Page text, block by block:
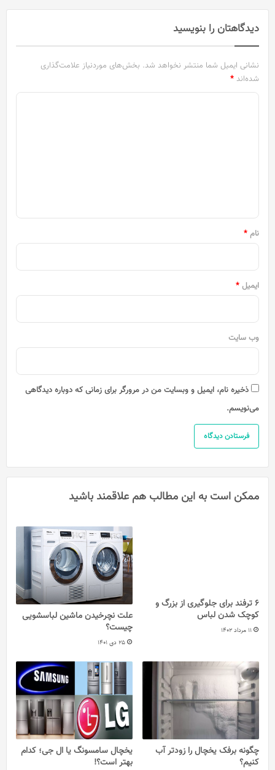
دیدگاهتان را بنویسید
نشانی ایمیل شما منتشر نخواهد شد. بخش‌های موردنیاز علامت‌گذاری
شده‌اند *
نام *
ایمیل *
وب‌ سایت
ذخیره نام، ایمیل و وبسایت من در مرورگر برای زمانی که دوباره دیدگاهی
می‌نویسم.
ممکن است به این مطالب هم علاقمند باشید
6 ترفند برای جلوگیری از بزرگ و
کوچک شدن لباس
11 مرداد 1402
علت نچرخیدن ماشین لباسشویی
چیست؟
25 دی 1401
چگونه برفک یخچال را زودتر آب
کنیم؟
یخچال سامسونگ یا ال جی؛ کدام
بهتر است؟!